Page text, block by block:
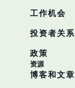
工作机会
投资者关系
政策
资源
博客和文章